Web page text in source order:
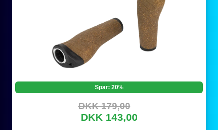
Spar: 20%
DKK 179,00
DKK 143,00